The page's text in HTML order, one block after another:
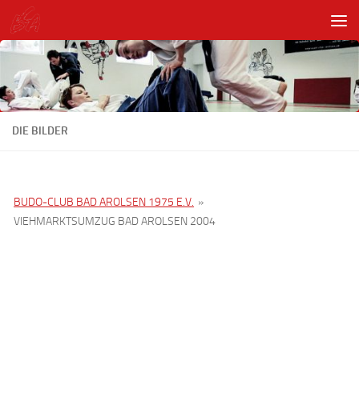
Unter dem Inhalt
DIE BILDER
BUDO-CLUB BAD AROLSEN 1975 E.V. »
VIEHMARKTSUMZUG BAD AROLSEN 2004